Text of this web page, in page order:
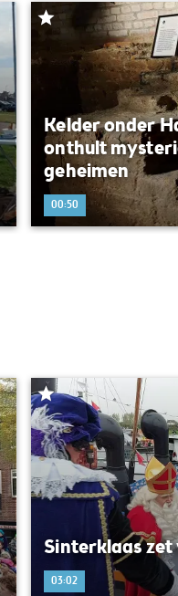
Kelder onder
onthult
geheimen
00:50
Sinterklaas
03:02